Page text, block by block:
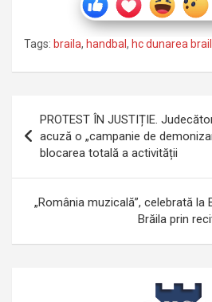
Tags: braila, handbal , hc dunarea
în
articole
PROTEST ÎN JUSTIȚIE.
acuză o „campanie de
blocarea totală a activității
„România muzicală”, celebrată
Brăila prin